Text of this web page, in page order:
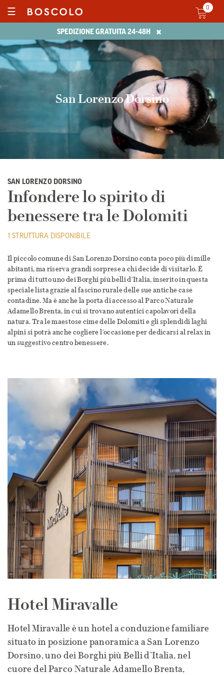
SPEDIZIONE GRATUITA 24-48H ×
☰ 0
San Lorenzo Dorsino
SAN LORENZO DORSINO
Infondere lo spirito di
benessere tra le Dolomiti
1 STRUTTURA DISPONIBILE
Il piccolo comune di San Lorenzo Dorsino conta poco più di mille
abitanti, ma riserva grandi sorprese a chi decide di visitarlo. È
prima di tutto uno dei Borghi più belli d'Italia, inserito in questa
speciale lista grazie al fascino rurale delle sue antiche case
contadine. Ma è anche la porta di accesso al Parco Naturale
Adamello Brenta, in cui si trovano autentici capolavori della
natura. Tra le maestose cime delle Dolomiti e gli splendidi laghi
alpini si potrà anche cogliere l'occasione per dedicarsi al relax in
un suggestivo centro benessere.
Hotel Miravalle
Hotel Miravalle è un hotel a conduzione familiare
situato in posizione panoramica a San Lorenzo
Dorsino, uno dei Borghi più Belli d’Italia, nel
cuore del Parco Naturale Adamello Brenta,